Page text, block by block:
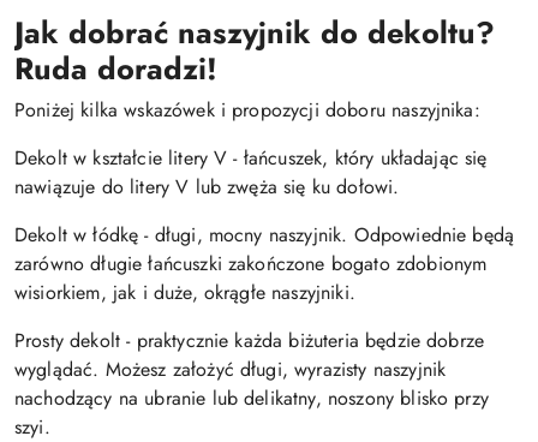
Jak dobrać naszyjnik do dekoltu?
Ruda doradzi!
Poniżej kilka wskazówek i propozycji doboru naszyjnika:
Dekolt w kształcie litery V - łańcuszek, który układając się
nawiązuje do litery V lub zwęża się ku dołowi.
Dekolt w łódkę - długi, mocny naszyjnik. Odpowiednie będą
zarówno długie łańcuszki zakończone bogato zdobionym
wisiorkiem, jak i duże, okrągłe naszyjniki.
Prosty dekolt - praktycznie każda biżuteria będzie dobrze
wyglądać. Możesz założyć długi, wyrazisty naszyjnik
nachodzący na ubranie lub delikatny, noszony blisko przy
szyi.